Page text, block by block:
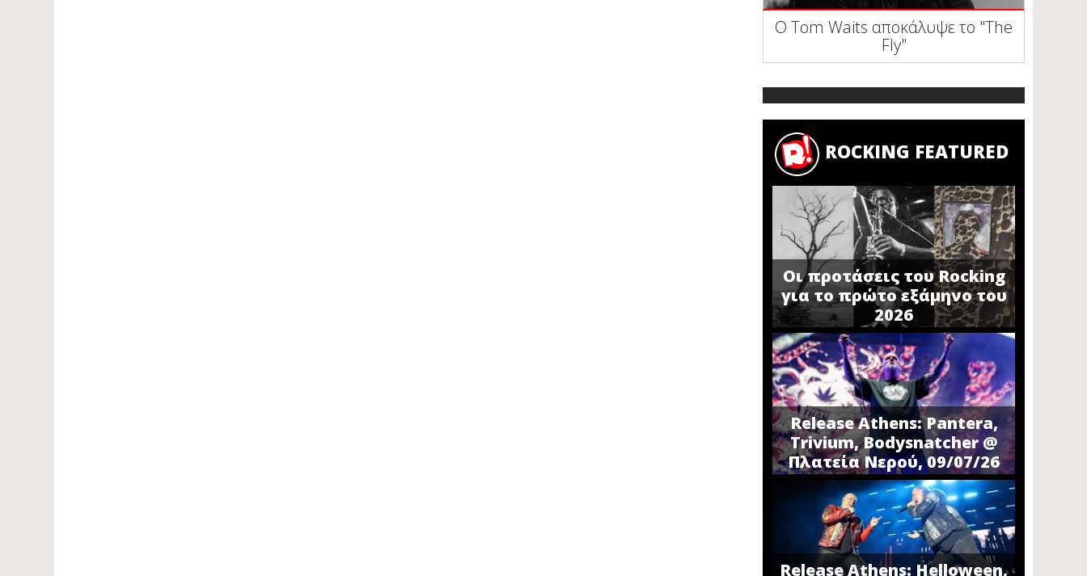
Ο Tom Waits αποκάλυψε το "The
Fly"
ROCKING FEATURED
Οι προτάσεις του Rocking
για το πρώτο εξάμηνο του
2026
Release Athens: Pantera,
Trivium, Bodysnatcher @
Πλατεία Νερού, 09/07/26
Release Athens: Helloween,